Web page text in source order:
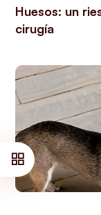
Huesos: un
cirugía